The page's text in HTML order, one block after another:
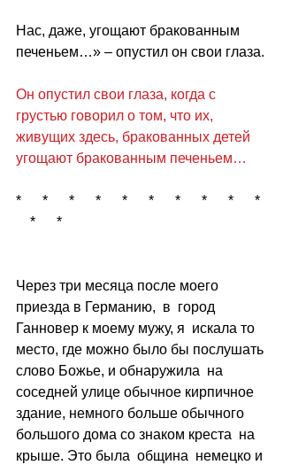
Нас, даже, угощают бракованным
печеньем…» – опустил он свои глаза.
Он опустил свои глаза, когда с
грустью говорил о том, что их,
живущих здесь, бракованных детей
угощают бракованным печеньем…
*      *      *      *      *      *      *      *      *      *
    *      *
Через три месяца после моего
приезда в Германию,  в  город
Ганновер к моему мужу, я  искала то
место, где можно было бы послушать
слово Божье, и обнаружила  на
соседней улице обычное кирпичное
здание, немного больше обычного
большого дома со знаком креста  на
крыше. Это была  община  немецко и